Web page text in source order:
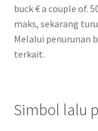
buck € a couple of.
maks, sekarang
Melalui penurunan
terkait.
Simbol lalu